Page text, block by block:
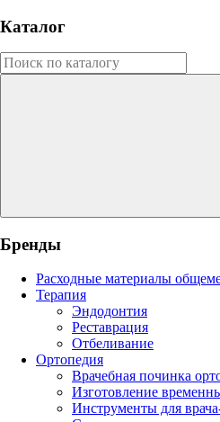
Каталог
Бренды
Расходные материалы
Терапия
Эндодонтия
Реставрация
Отбеливание
Ортопедия
Врачебная починка
Изготовление
Инструменты для